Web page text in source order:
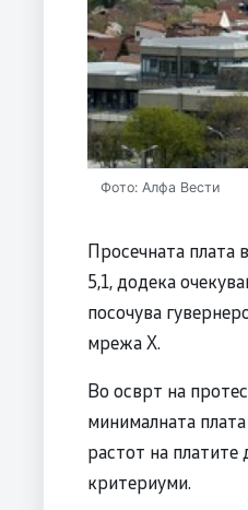
Фото: Алфа Вести
Просечната плата
5,1, додека
посочува
мрежа Х.
Во осврт на
минималната
растот на
критериуми.